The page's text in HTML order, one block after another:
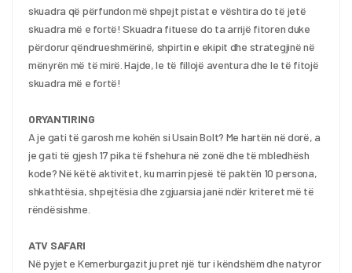
skuadra që përfundon më shpejt pistat e vështira do të jetë
skuadra më e fortë! Skuadra fituese do ta arrijë fitoren duke
përdorur qëndrueshmërinë, shpirtin e ekipit dhe strategjinë në
mënyrën më të mirë. Hajde, le të fillojë aventura dhe le të fitojë
skuadra më e fortë!
ORYANTIRING
A je gati të garosh me kohën si Usain Bolt? Me hartën në dorë, a
je gati të gjesh 17 pika të fshehura në zonë dhe të mbledhësh
kode? Në këtë aktivitet, ku marrin pjesë të paktën 10 persona,
shkathtësia, shpejtësia dhe zgjuarsia janë ndër kriteret më të
rëndësishme.
ATV SAFARI
Në pyjet e Kemerburgazit ju pret një tur i këndshëm dhe natyror